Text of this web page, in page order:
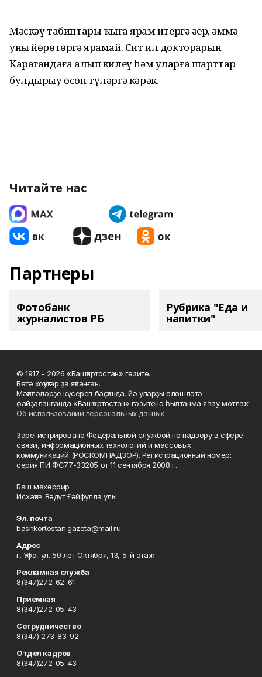
Мәскәү табиптары ҡыҙға ярҙам итергә әҙер, әммә
уны йөрөтөргә ярамай. Сит ил докторҙарын
Карагандаға алып килеү һәм уларға шарттар
булдырыу өсөн түләргә кәрәк.
Читайте нас
Партнеры
Фотобанк
журналистов РБ
Рубрика "Еда и
напитки"
© 1917 - 2026 «Башҡортостан» гәзите.
Бөтә хоҡуҡтар ҙа яҡланған.
Мәҡәләләрҙе күсереп баҫҡанда, йә уларҙы өлөшләтә
файҙаланғанда «Башҡортостан» гәзитенә һылтанма яһау мотлаҡ.
Об использовании персональных данных
Зарегистрировано Федеральной службой по надзору в сфере
связи, информационных технологий и массовых
коммуникаций (РОСКОМНАДЗОР). Регистрационный номер:
серия ПИ ФС77-33205 от 11 сентября 2008 г.
Баш мөхәррир
Исхаҡов Вәдүт Ғәйфулла улы
Эл. почта
bashkortostan.gazeta@mail.ru
Адрес
г. Уфа, ул. 50 лет Октября, 13, 5-й этаж
Рекламная служба
8(347)272-62-61
Приемная
8(347)272-05-43
Сотрудничество
8(347) 273-83-92
Отдел кадров
8(347)272-05-43